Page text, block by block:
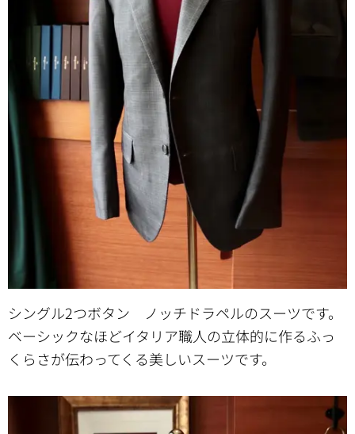
シングル2つボタン ノッチドラペルのスーツです。
ベーシックなほどイタリア職人の立体的に作るふっ
くらさが伝わってくる美しいスーツです。